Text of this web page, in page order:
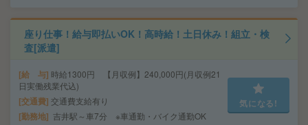
座り仕事！給与即払いOK！高時給！土日休み！組立・検
査[派遣]
給 与 時給1300円 【月収例】240,000円(月収例21
日実働残業代込)
交通費 交通費支給有り
勤務地 吉井駅～車7分 ※車通勤・バイク通勤OK
気になる!